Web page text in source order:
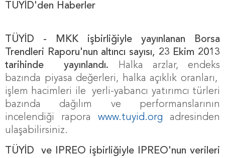
TÜYİD'den Haberler
TÜYİD - MKK işbirliğiyle yayınlanan Borsa
Trendleri Raporu'nun altıncı sayısı, 23 Ekim 2013
tarihinde
yayınlandı.
Halka arzlar, endeks
bazında piyasa değerleri, halka açıklık oranları,
işlem hacimleri ile yerli-yabancı yatırımcı türleri
bazında dağılım ve performanslarının
incelendiği rapora www.tuyid.org adresinden
ulaşabilirsiniz.
TÜYİD
ve IPREO işbirliğiyle IPREO'nun verileri